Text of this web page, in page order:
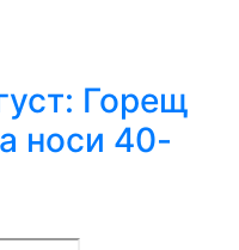
Горещ
носи 40-